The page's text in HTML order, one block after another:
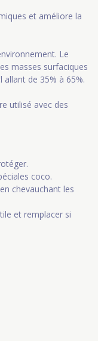
et améliore la
Le
masses surfaciques
de 35% à 65%.
utilisé avec des
coco.
chevauchant les
et remplacer si